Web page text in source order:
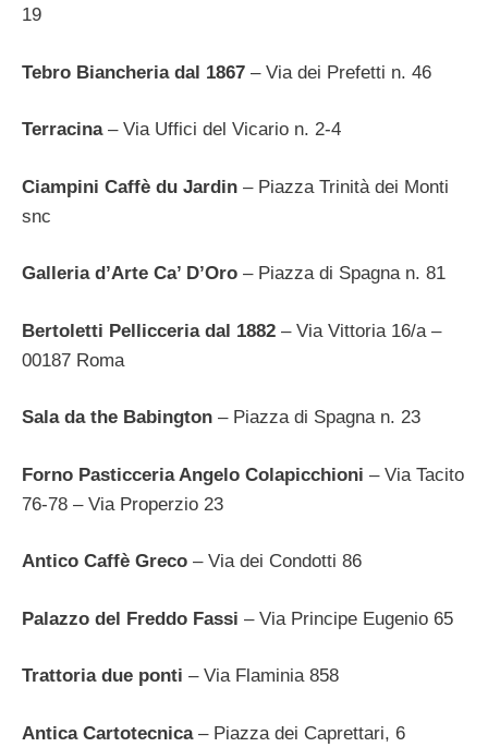
19
Tebro Biancheria dal 1867 – Via dei Prefetti n. 46
Terracina – Via Uffici del Vicario n. 2-4
Ciampini Caffè du Jardin – Piazza Trinità dei Monti
snc
Galleria d’Arte Ca’ D’Oro – Piazza di Spagna n. 81
Bertoletti Pellicceria dal 1882 – Via Vittoria 16/a –
00187 Roma
Sala da the Babington – Piazza di Spagna n. 23
Forno Pasticceria Angelo Colapicchioni – Via Tacito
76-78 – Via Properzio 23
Antico Caffè Greco – Via dei Condotti 86
Palazzo del Freddo Fassi – Via Principe Eugenio 65
Trattoria due ponti – Via Flaminia 858
Antica Cartotecnica– Piazza dei Caprettari, 6